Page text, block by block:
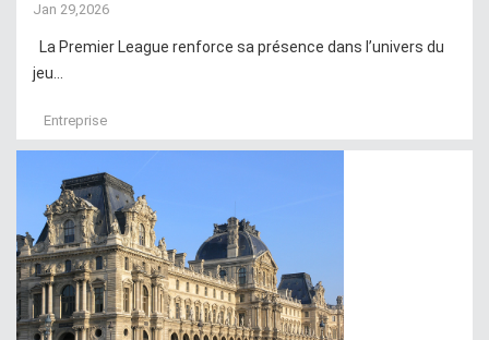
Jan 29,2026
La Premier League renforce sa présence dans l’univers du
jeu...
Entreprise